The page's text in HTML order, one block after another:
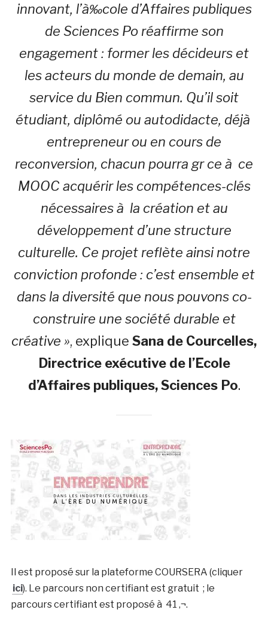
innovant, l’à‰cole d’Affaires publiques
de Sciences Po réaffirme son
engagement : former les décideurs et
les acteurs du monde de demain, au
service du Bien commun. Qu’il soit
étudiant, diplômé ou autodidacte, déjà
entrepreneur ou en cours de
reconversion, chacun pourra gr ce à ce
MOOC acquérir les compétences-clés
nécessaires à la création et au
développement d’une structure
culturelle. Ce projet reflète ainsi notre
conviction profonde : c’est ensemble et
dans la diversité que nous pouvons co-
construire une société durable et
créative », explique Sana de Courcelles,
Directrice exécutive de l’Ecole
d’Affaires publiques, Sciences Po.
Il est proposé sur la plateforme COURSERA (cliquer
ici). Le parcours non certifiant est gratuit ; le
parcours certifiant est proposé à 41 ‚¬.